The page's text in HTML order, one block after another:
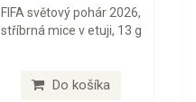
FIFA světový pohár 2026,
stříbrná mice v etuji, 13 g
Do košíka